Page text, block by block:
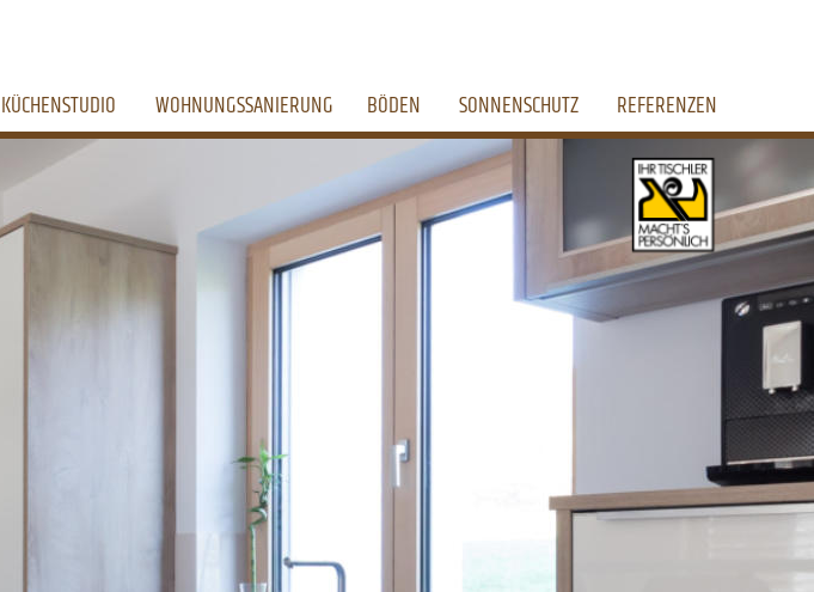
WOHNUNGSSANIERUNG
KÜCHENSTUDIO SONNENSCHUTZ
BÖDEN REFERENZEN